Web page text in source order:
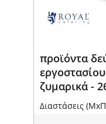
προϊόντα
ζυμαρικά -
έως 14 mm -
Διαστάσεις